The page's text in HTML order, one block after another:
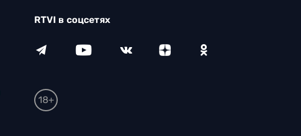
RTVI в соцсетях
18+